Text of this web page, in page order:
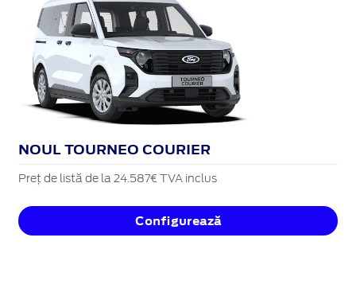
NOUL TOURNEO COURIER
Preț de listă de la 24.587€ TVA inclus
Configurează